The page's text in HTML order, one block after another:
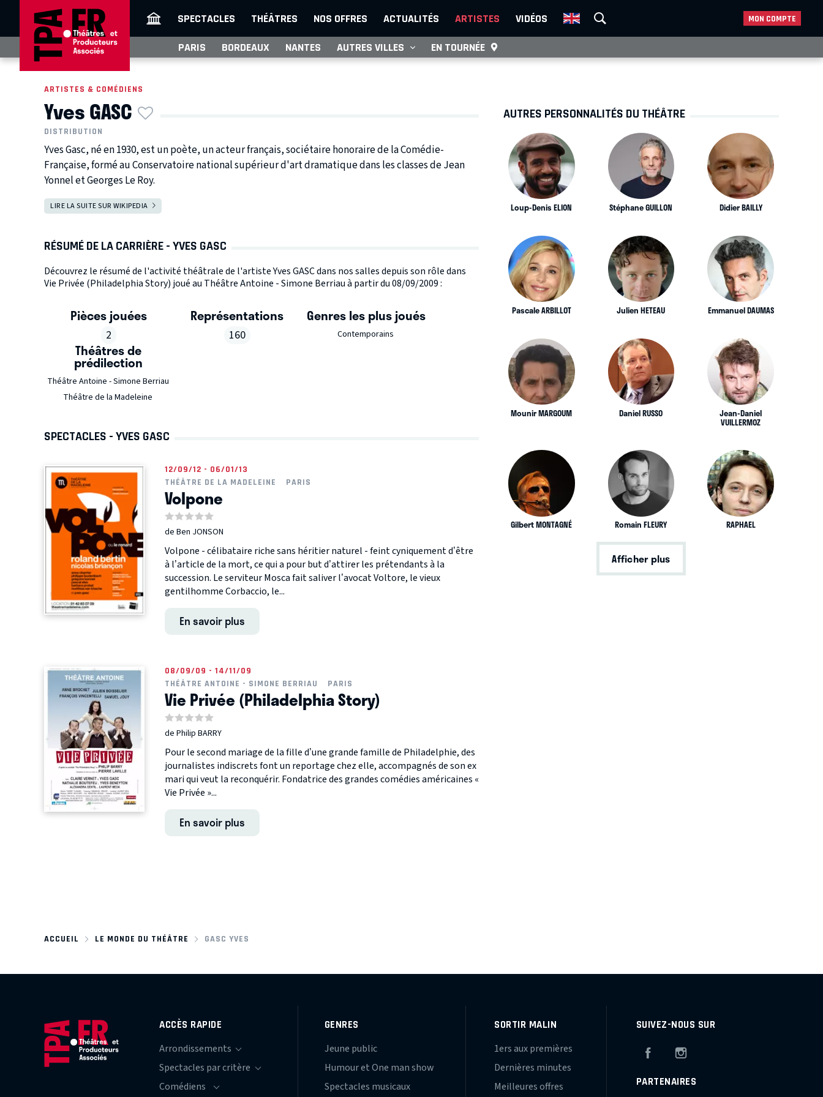
SPECTACLES THÉÂTRES NOS OFFRES ACTUALITÉS ARTISTES VIDÉOS MON COMPTE
PARIS BORDEAUX NANTES AUTRES VILLES EN TOURNÉE
ARTISTES & COMÉDIENS
Yves GASC
DISTRIBUTION
Yves Gasc, né en 1930, est un poète, un acteur français, sociétaire honoraire de la Comédie-
Française, formé au Conservatoire national supérieur d'art dramatique dans les classes de Jean
Yonnel et Georges Le Roy.
LIRE LA SUITE SUR WIKIPEDIA
RÉSUMÉ DE LA CARRIÈRE - YVES GASC
Découvrez le résumé de l'activité théâtrale de l'artiste Yves GASC dans nos salles depuis son rôle dans
Vie Privée (Philadelphia Story) joué au Théâtre Antoine - Simone Berriau à partir du 08/09/2009 :
Pièces jouées
2
Représentations
160
Genres les plus joués
Contemporains
Théâtres de
prédilection
Théâtre Antoine - Simone Berriau
Théâtre de la Madeleine
SPECTACLES - YVES GASC
12/09/12 - 06/01/13
THÉÂTRE DE LA MADELEINE
PARIS
Volpone
de Ben JONSON
Volpone - célibataire riche sans héritier naturel - feint cyniquement d’être
à l’article de la mort, ce qui a pour but d’attirer les prétendants à la
succession. Le serviteur Mosca fait saliver l’avocat Voltore, le vieux
gentilhomme Corbaccio, le...
En savoir plus
08/09/09 - 14/11/09
THÉÂTRE ANTOINE - SIMONE BERRIAU
PARIS
Vie Privée (Philadelphia Story)
de Philip BARRY
Pour le second mariage de la fille d’une grande famille de Philadelphie, des
journalistes indiscrets font un reportage chez elle, accompagnés de son ex
mari qui veut la reconquérir. Fondatrice des grandes comédies américaines «
Vie Privée »...
En savoir plus
AUTRES PERSONNALITÉS DU THÉÂTRE
Loup-Denis ELION Stéphane GUILLON Didier BAILLY
Pascale ARBILLOT Julien HETEAU Emmanuel DAUMAS
Mounir MARGOUM Daniel RUSSO Jean-Daniel
VUILLERMOZ
Gilbert MONTAGNÉ Romain FLEURY RAPHAEL
Afficher plus
ACCUEIL LE MONDE DU THÉÂTRE GASC YVES
ACCÈS RAPIDE GENRES
Jeune public
Humour et One man show
Spectacles musicaux
SORTIR MALIN
1ers aux premières
Dernières minutes
Meilleures offres
SUIVEZ-NOUS SUR
Facebook
PARTENAIRES